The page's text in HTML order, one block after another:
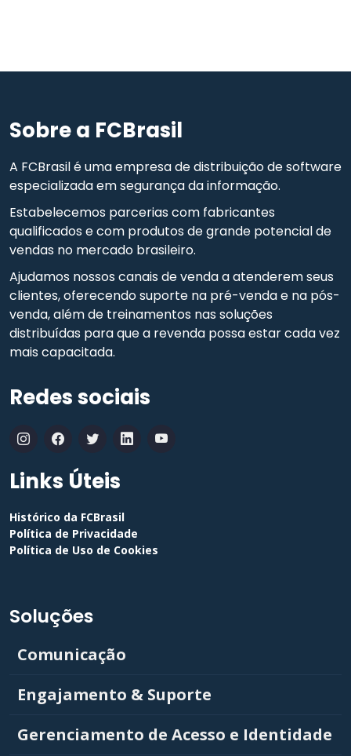
Sobre a FCBrasil
A FCBrasil é uma empresa de distribuição de software
especializada em segurança da informação.
Estabelecemos parcerias com fabricantes
qualificados e com produtos de grande potencial de
vendas no mercado brasileiro.
Ajudamos nossos canais de venda a atenderem seus
clientes, oferecendo suporte na pré-venda e na pós-
venda, além de treinamentos nas soluções
distribuídas para que a revenda possa estar cada vez
mais capacitada.
Redes sociais
Links Úteis
Histórico da FCBrasil
Política de Privacidade
Política de Uso de Cookies
Soluções
Comunicação
Engajamento & Suporte
Gerenciamento de Acesso e Identidade